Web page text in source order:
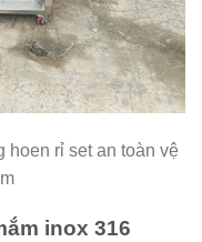
hoen rỉ set an toàn vệ
inox 316